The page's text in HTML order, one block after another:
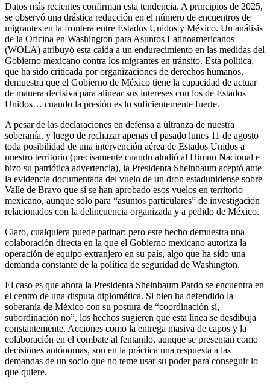
Datos más recientes confirman esta tendencia. A principios de 2025,
se observó una drástica reducción en el número de encuentros de
migrantes en la frontera entre Estados Unidos y México. Un análisis
de la Oficina en Washington para Asuntos Latinoamericanos
(WOLA) atribuyó esta caída a un endurecimiento en las medidas del
Gobierno mexicano contra los migrantes en tránsito. Esta política,
que ha sido criticada por organizaciones de derechos humanos,
demuestra que el Gobierno de México tiene la capacidad de actuar
de manera decisiva para alinear sus intereses con los de Estados
Unidos… cuando la presión es lo suficientemente fuerte.
A pesar de las declaraciones en defensa a ultranza de nuestra
soberanía, y luego de rechazar apenas el pasado lunes 11 de agosto
toda posibilidad de una intervención aérea de Estados Unidos a
nuestro territorio (precisamente cuando aludió al Himno Nacional e
hizo su patriótica advertencia), la Presidenta Sheinbaum aceptó ante
la evidencia documentada del vuelo de un dron estadunidense sobre
Valle de Bravo que sí se han aprobado esos vuelos en territorio
mexicano, aunque sólo para “asuntos particulares” de investigación
relacionados con la delincuencia organizada y a pedido de México.
Claro, cualquiera puede patinar; pero este hecho demuestra una
colaboración directa en la que el Gobierno mexicano autoriza la
operación de equipo extranjero en su país, algo que ha sido una
demanda constante de la política de seguridad de Washington.
El caso es que ahora la Presidenta Sheinbaum Pardo se encuentra en
el centro de una disputa diplomática. Si bien ha defendido la
soberanía de México con su postura de “coordinación sí,
subordinación no”, los hechos sugieren que esta línea se desdibuja
constantemente. Acciones como la entrega masiva de capos y la
colaboración en el combate al fentanilo, aunque se presentan como
decisiones autónomas, son en la práctica una respuesta a las
demandas de un socio que no teme usar su poder para conseguir lo
que quiere.